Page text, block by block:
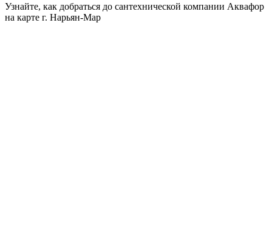
Узнайте, как добраться до сантехнической компании Аквафор
на карте г. Нарьян-Мар